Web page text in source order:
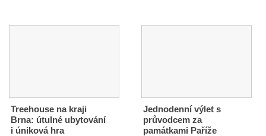
Treehouse na kraji
Brna: útulné ubytování
i úniková hra
Jednodenní výlet s
průvodcem za
památkami Paříže